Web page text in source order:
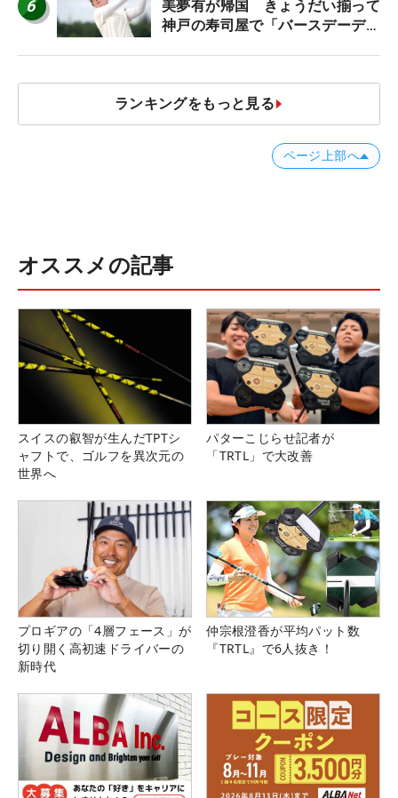
6
美夢有が帰国 きょうだい揃って
神戸の寿司屋で「バースデーディ
ランキングをもっと見る
ページ上部へ
オススメの記事
スイスの叡智が生んだTPTシ
ャフトで、ゴルフを異次元の
世界へ
パターこじらせ記者が
「TRTL」で大改善
プロギアの「4層フェース」が
切り開く高初速ドライバーの
新時代
仲宗根澄香が平均パット数
『TRTL』で6人抜き！